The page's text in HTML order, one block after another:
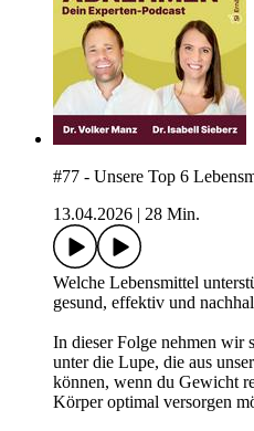
#77 - Unsere Top 6
13.04.2026
28 Min.
Welche Lebensmittel
gesund, effektiv und
In dieser Folge nehmen wir
unter die Lupe, die aus
können, wenn du Gewicht
Körper optimal versorgen